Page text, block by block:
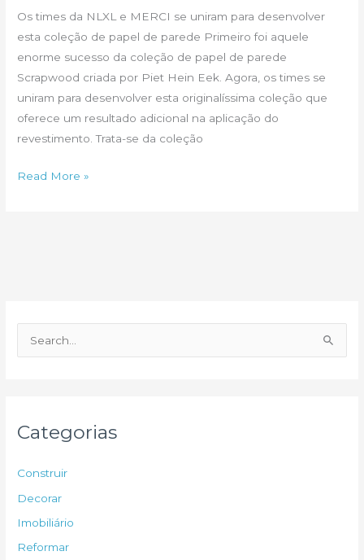
Os times da NLXL e MERCI se uniram para desenvolver
esta coleção de papel de parede Primeiro foi aquele
enorme sucesso da coleção de papel de parede
Scrapwood criada por Piet Hein Eek. Agora, os times se
uniram para desenvolver esta originalíssima coleção que
oferece um resultado adicional na aplicação do
revestimento. Trata-se da coleção
Papel
Read More »
e
p
o
Categorias
Construir
Decorar
Imobiliário
Reformar